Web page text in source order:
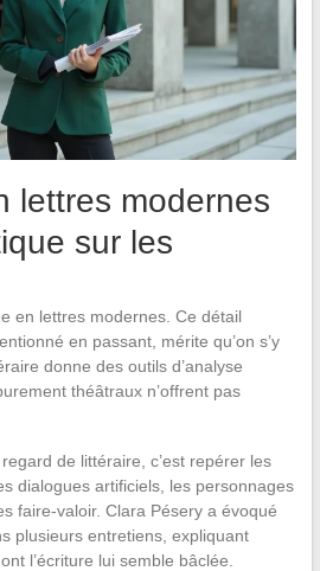
lettres modernes
sur les
en lettres modernes. Ce détail
en passant, mérite qu’on s’y
donne des outils d’analyse
théâtraux n’offrent pas
de littéraire, c’est repérer les
dialogues artificiels, les personnages
faire-valoir. Clara Pésery a évoqué
plusieurs entretiens, expliquant
l’écriture lui semble bâclée.